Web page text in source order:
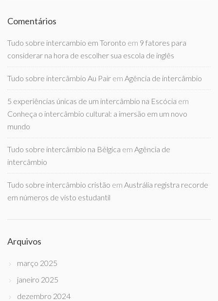
Comentários
Tudo sobre intercambio em Toronto em 9 fatores para
considerar na hora de escolher sua escola de inglês
Tudo sobre intercâmbio Au Pair em Agência de intercâmbio
5 experiências únicas de um intercâmbio na Escócia em
Conheça o intercâmbio cultural: a imersão em um novo
mundo
Tudo sobre intercâmbio na Bélgica em Agência de
intercâmbio
Tudo sobre intercâmbio cristão em Austrália registra recorde
em números de visto estudantil
Arquivos
março 2025
janeiro 2025
dezembro 2024